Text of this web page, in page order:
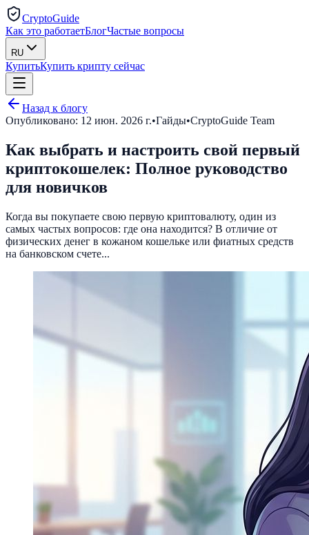
CryptoGuide
Как это работаетБлогЧастые вопросы
RU
КупитьКупить крипту сейчас
Назад к блогу
Опубликовано: 12 июн. 2026 г.•Гайды•CryptoGuide Team
Как выбрать и настроить свой первый
криптокошелек: Полное руководство
для новичков
Когда вы покупаете свою первую криптовалюту, один из
самых частых вопросов: где она находится? В отличие от
физических денег в кожаном кошельке или фиатных средств
на банковском счете...